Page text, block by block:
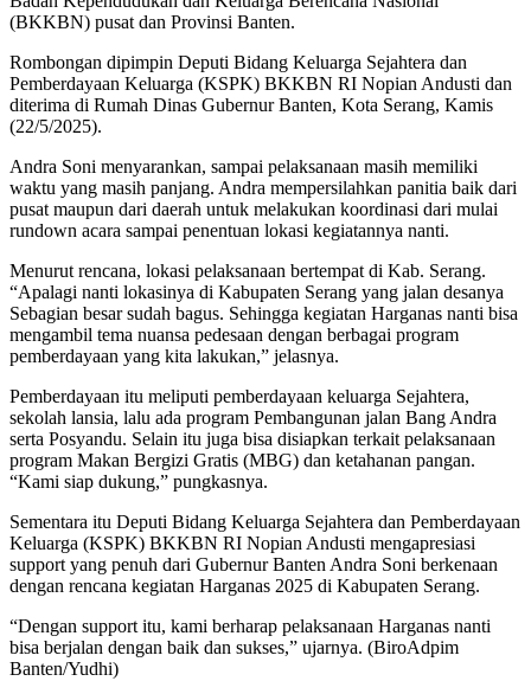
(BKKBN) pusat dan Provinsi Banten.
Rombongan dipimpin Deputi Bidang Keluarga Sejahtera dan
Pemberdayaan Keluarga (KSPK) BKKBN RI Nopian Andusti dan
diterima di Rumah Dinas Gubernur Banten, Kota Serang, Kamis
(22/5/2025).
Andra Soni menyarankan, sampai pelaksanaan masih memiliki
waktu yang masih panjang. Andra mempersilahkan panitia baik dari
pusat maupun dari daerah untuk melakukan koordinasi dari mulai
rundown acara sampai penentuan lokasi kegiatannya nanti.
Menurut rencana, lokasi pelaksanaan bertempat di Kab. Serang.
“Apalagi nanti lokasinya di Kabupaten Serang yang jalan desanya
Sebagian besar sudah bagus. Sehingga kegiatan Harganas nanti bisa
mengambil tema nuansa pedesaan dengan berbagai program
pemberdayaan yang kita lakukan,” jelasnya.
Pemberdayaan itu meliputi pemberdayaan keluarga Sejahtera,
sekolah lansia, lalu ada program Pembangunan jalan Bang Andra
serta Posyandu. Selain itu juga bisa disiapkan terkait pelaksanaan
program Makan Bergizi Gratis (MBG) dan ketahanan pangan.
“Kami siap dukung,” pungkasnya.
Sementara itu Deputi Bidang Keluarga Sejahtera dan Pemberdayaan
Keluarga (KSPK) BKKBN RI Nopian Andusti mengapresiasi
support yang penuh dari Gubernur Banten Andra Soni berkenaan
dengan rencana kegiatan Harganas 2025 di Kabupaten Serang.
“Dengan support itu, kami berharap pelaksanaan Harganas nanti
bisa berjalan dengan baik dan sukses,” ujarnya. (BiroAdpim
Banten/Yudhi)